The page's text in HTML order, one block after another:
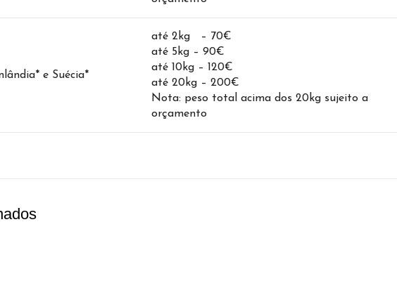
e Suécia*
até 2kg – 70€
até 5kg – 90€
até 10kg – 120€
até 20kg – 200€
Nota: peso total acima dos 20kg sujeito a
orçamento